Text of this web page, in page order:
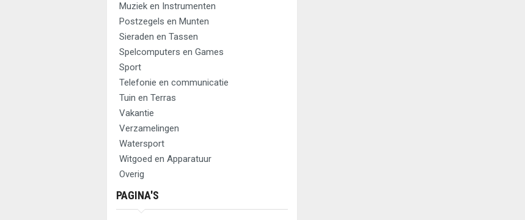
Muziek en Instrumenten
Postzegels en Munten
Sieraden en Tassen
Spelcomputers en Games
Sport
Telefonie en communicatie
Tuin en Terras
Vakantie
Verzamelingen
Watersport
Witgoed en Apparatuur
Overig
PAGINA'S